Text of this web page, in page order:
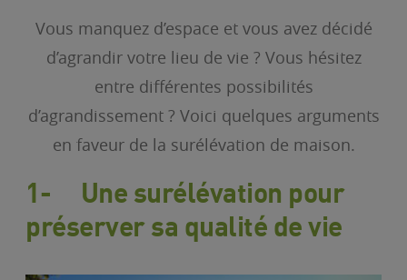
Vous manquez d’espace et vous avez décidé
d’agrandir votre lieu de vie ? Vous hésitez
entre différentes possibilités
d’agrandissement ? Voici quelques arguments
en faveur de la surélévation de maison.
1-
Une surélévation pour
préserver sa qualité de vie